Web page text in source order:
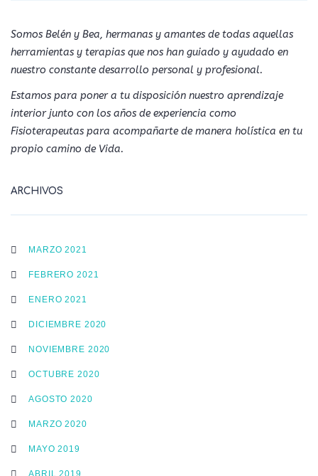
Somos Belén y Bea, hermanas y amantes de todas aquellas
herramientas y terapias que nos han guiado y ayudado en
nuestro constante desarrollo personal y profesional.
Estamos para poner a tu disposición nuestro aprendizaje
interior junto con los años de experiencia como
Fisioterapeutas para acompañarte de manera holística en tu
propio camino de Vida.
ARCHIVOS
MARZO 2021
FEBRERO 2021
ENERO 2021
DICIEMBRE 2020
NOVIEMBRE 2020
OCTUBRE 2020
AGOSTO 2020
MARZO 2020
MAYO 2019
ABRIL 2019